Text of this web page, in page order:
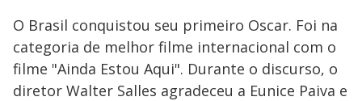
O Brasil conquistou seu primeiro Oscar. Foi na
categoria de melhor filme internacional com o
filme "Ainda Estou Aqui". Durante o discurso, o
diretor Walter Salles agradeceu a Eunice Paiva e